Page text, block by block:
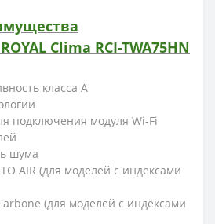
Clima RCI-TWA75HN
класса А
подключения модуля Wi-Fi
шума
AIR (для моделей с индексами
(для моделей с индексами